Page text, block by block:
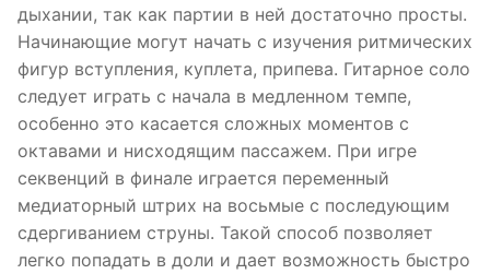
дыхании, так как партии в ней достаточно просты.
Начинающие могут начать с изучения ритмических
фигур вступления, куплета, припева. Гитарное соло
следует играть с начала в медленном темпе,
особенно это касается сложных моментов с
октавами и нисходящим пассажем. При игре
секвенций в финале играется переменный
медиаторный штрих на восьмые с последующим
сдергиванием струны. Такой способ позволяет
легко попадать в доли и дает возможность быстро